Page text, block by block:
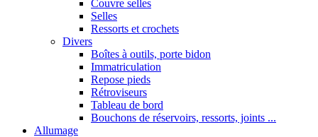
Couvre selles
Selles
Ressorts et crochets
Divers
Boîtes à outils, porte bidon
Immatriculation
Repose pieds
Rétroviseurs
Tableau de bord
Bouchons de réservoirs, ressorts, joints ...
Allumage